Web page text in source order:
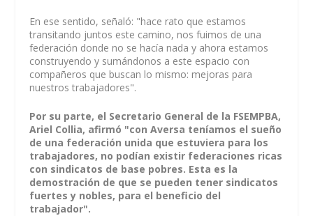
En ese sentido, señaló: "hace rato que estamos
transitando juntos este camino, nos fuimos de una
federación donde no se hacía nada y ahora estamos
construyendo y sumándonos a este espacio con
compañeros que buscan lo mismo: mejoras para
nuestros trabajadores".
Por su parte, el Secretario General de la FSEMPBA,
Ariel Collia, afirmó "con Aversa teníamos el sueño
de una federación unida que estuviera para los
trabajadores, no podían existir federaciones ricas
con sindicatos de base pobres. Esta es la
demostración de que se pueden tener sindicatos
fuertes y nobles, para el beneficio del
trabajador".